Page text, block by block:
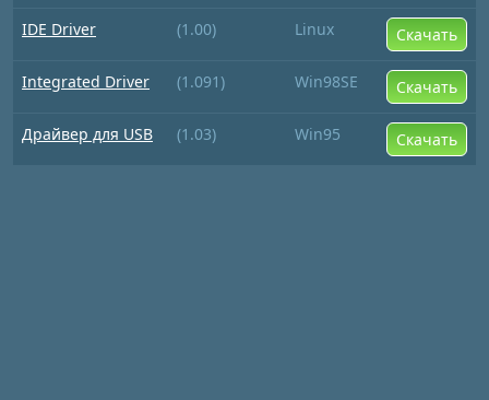
IDE Driver (1.00) Linux Скачать
Integrated Driver (1.091) Win98SE Скачать
Драйвер для USB (1.03) Win95 Скачать